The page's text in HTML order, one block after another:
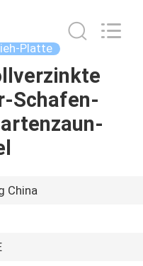
Platte
Schafen-
China